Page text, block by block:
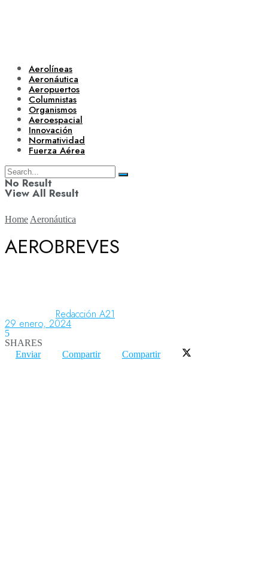
Aerolíneas
Aeronáutica
Aeropuertos
Columnistas
Organismos
Aeroespacial
Innovación
Normatividad
Fuerza Aérea
No Result
View All Result
Aeronáutica
Aeropuertos
Home Aeronáutica
AEROBREVES
Redacción A21
29 enero, 2024
5
SHARES
Enviar
Compartir Compartir